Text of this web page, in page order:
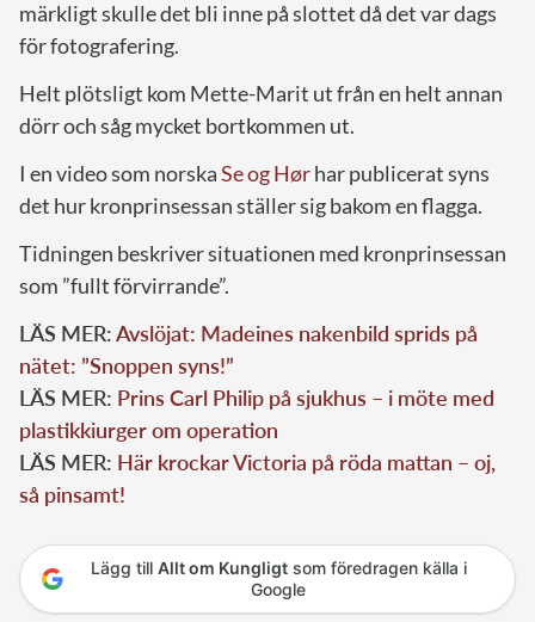
märkligt skulle det bli inne på slottet då det var dags
för fotografering.
Helt plötsligt kom Mette-Marit ut från en helt annan
dörr och såg mycket bortkommen ut.
I en video som norskaSe og Hørhar publicerat syns
det hur kronprinsessan ställer sig bakom en flagga.
Tidningen beskriver situationen med kronprinsessan
som ”fullt förvirrande”.
LÄS MER:Avslöjat: Madeines nakenbild sprids på
nätet: ”Snoppen syns!”
LÄS MER: Prins Carl Philip på sjukhus – i möte med
plastikkiurger om operation
LÄS MER: Här krockar Victoria på röda mattan – oj,
så pinsamt!
Lägg till Allt om Kungligtsom föredragen källa i
Google